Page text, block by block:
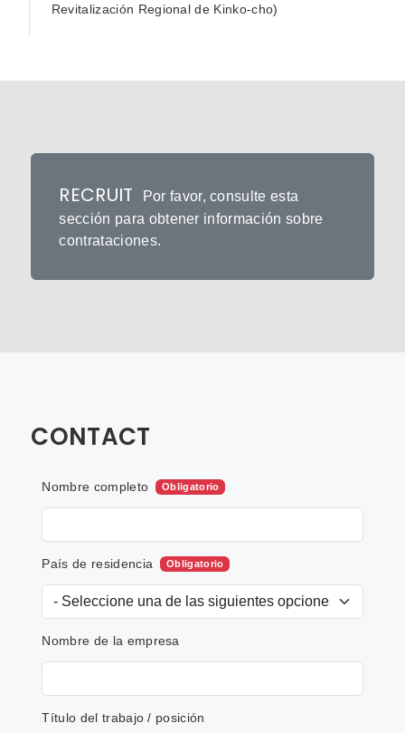
Revitalización Regional de Kinko-cho)
RECRUIT
Por favor, consulte esta
sección para obtener información sobre
contrataciones.
CONTACT
Nombre completo Obligatorio
País de residencia Obligatorio
Nombre de la empresa
Título del trabajo / posición